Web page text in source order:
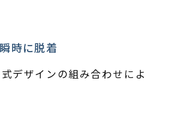
時に脱着
デザインの組み合わせによ